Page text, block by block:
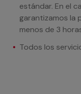
estándar. En el
garantizamos la
menos de 3
Todos los